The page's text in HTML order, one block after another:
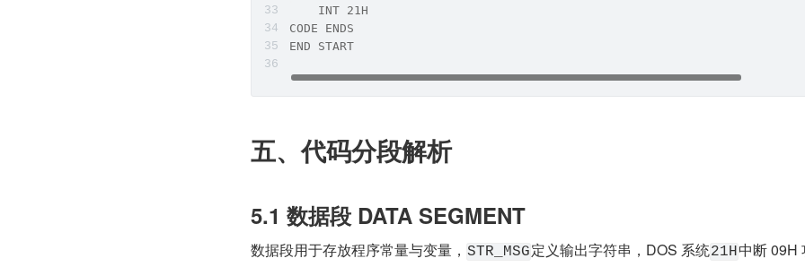
    INT 21H
CODE ENDS
END START
五、代码分段解析
5.1 数据段 DATA SEGMENT
数据段用于存放程序常量与变量， STR_MSG定义输出字符串，DOS 系统21H中断 09H